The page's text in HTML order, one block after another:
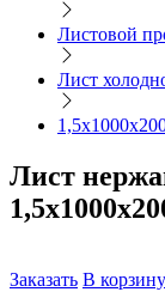
Листовой
Лист
Лист
Заказать В корзину